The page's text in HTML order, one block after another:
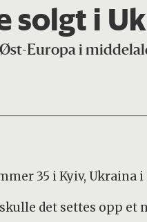
solgt i
Europa i
35 i Kyiv, Ukraina i
det settes opp et